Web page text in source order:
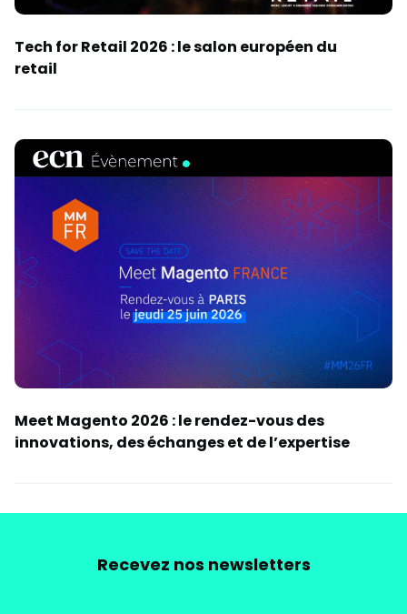
Tech for Retail 2026 : le salon européen du
retail
Meet Magento 2026 : le rendez-vous des
innovations, des échanges et de l’expertise
Recevez nos newsletters